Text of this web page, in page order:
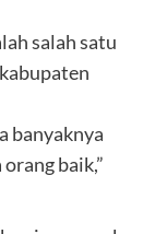
salah satu
banyaknya
baik,”